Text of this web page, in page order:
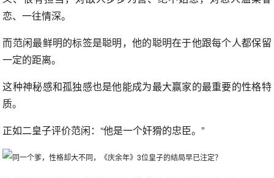
恋、一往情深。
而范闲最鲜明的标签是聪明，他的聪明在于他跟每个人都保留
一定的距离。
这种神秘感和孤独感也是他能成为最大赢家的最重要的性格特
质。
正如二皇子评价范闲：“他是一个奸猾的忠臣。”